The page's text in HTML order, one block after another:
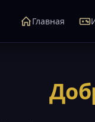
Главная